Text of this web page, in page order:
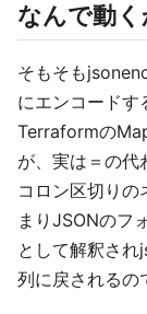
なんで動
そもそも
にエンコードす
Terraformの
が、実は＝の代
コロン区切り
まりJSONのフ
として解釈さ
列に戻されるの